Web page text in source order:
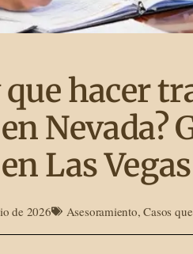
que hacer
Nevada?
Las Vegas
de 2026 Asesoramiento,Casos